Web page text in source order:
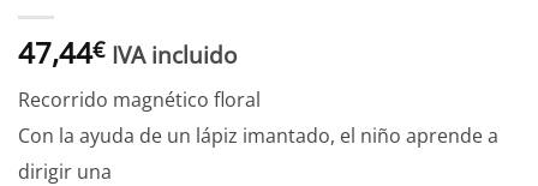
47,44€ IVA incluido
Recorrido magnético floral
Con la ayuda de un lápiz imantado, el niño aprende a
dirigir una